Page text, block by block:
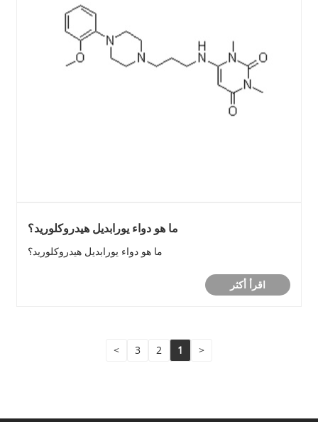
ما هو دواء يورابديل هيدروكلوريد؟
ما هو دواء يورابديل هيدروكلوريد؟
اقرأ أكثر
<
1
2
3
>